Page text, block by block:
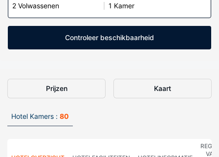
2 Volwassenen 1 Kamer
Controleer beschikbaarheid
Prijzen Kaart
Hotel Kamers : 80
VAN